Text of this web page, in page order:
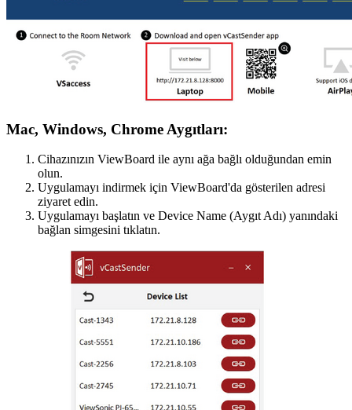
Mac, Windows, Chrome Aygıtları:
Cihazınızın ViewBoard ile aynı ağa bağlı olduğundan emin
olun.
Uygulamayı indirmek için ViewBoard'da gösterilen adresi
ziyaret edin.
Uygulamayı başlatın ve Device Name (Aygıt Adı) yanındaki
bağlan simgesini tıklatın.